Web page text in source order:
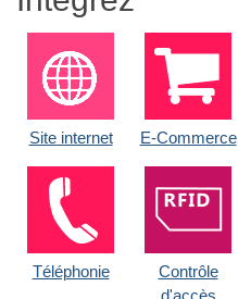
Site internet E-Commerce
Téléphonie
Contrôle
d'accès